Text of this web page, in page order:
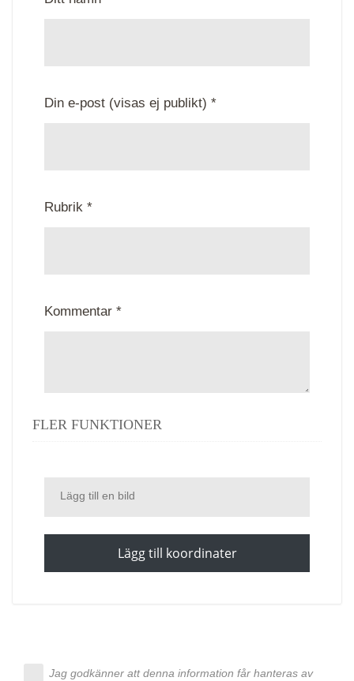
Din e-post (visas ej publikt) *
Rubrik *
Kommentar *
FLER FUNKTIONER
Lägg till en bild
Lägg till koordinater
Jag godkänner att denna information får hanteras av